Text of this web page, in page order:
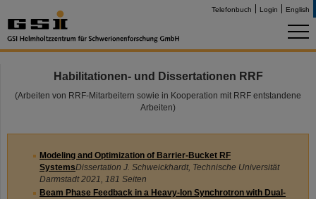
Telefonbuch Login English
Habilitationen- und Dissertationen RRF
(Arbeiten von RRF-Mitarbeitern sowie in Kooperation mit RRF entstandene
Arbeiten)
Modeling and Optimization of Barrier-Bucket RF
SystemsDissertation J. Schweickhardt, Technische Universität
Darmstadt 2021, 181 Seiten
Beam Phase Feedback in a Heavy-Ion Synchrotron with Dual-